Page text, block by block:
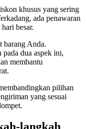
khusus yang sering
ada penawaran
besar.
barang Anda.
pada dua aspek ini,
membantu
pilihan
yang sesuai